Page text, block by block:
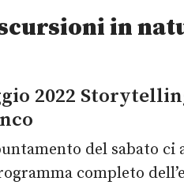
in
2022
del sabato
completo